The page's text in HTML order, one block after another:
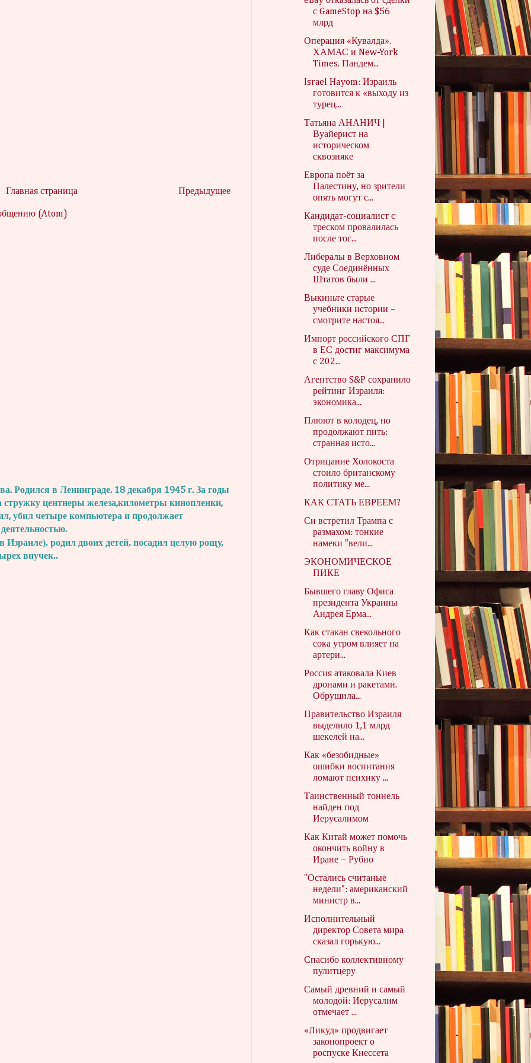
Предыдущее
Главная страница
(Atom)
Родился в Ленинграде. 18 декабря 1945 г. За годы
стружку центнеры железа,километры кинопленки,
убил четыре компьютера и продолжает
родил двоих детей, посадил целую рощу,
внучек..
с GameStop на $56
млрд
Операция «Кувалда».
ХАМАС и New-York
Times. Пандем...
Israel Hayom: Израиль
готовится к «выходу из
турец...
Татьяна АНАНИЧ |
Вуайерист на
историческом
сквозняке
Европа поёт за
Палестину, но зрители
опять могут с...
Кандидат-социалист с
треском провалилась
после тог...
Либералы в Верховном
суде Соединённых
Штатов были ...
Выкиньте старые
учебники истории –
смотрите настоя...
Импорт российского СПГ
в ЕС достиг максимума
с 202...
Агентство S&P сохранило
рейтинг Израиля:
экономика...
Плюют в колодец, но
продолжают пить:
странная исто...
Отрицание Холокоста
стоило британскому
политику ме...
КАК СТАТЬ ЕВРЕЕМ?
Си встретил Трампа с
размахом: тонкие
намеки "вели...
ЭКОНОМИЧЕСКОЕ
ПИКЕ
Бывшего главу Офиса
президента Украины
Андрея Ерма...
Как стакан свекольного
сока утром влияет на
артери...
Россия атаковала Киев
дронами и ракетами.
Обрушила...
Правительство Израиля
выделило 1,1 млрд
шекелей на...
Как «безобидные»
ошибки воспитания
ломают психику ...
Таинственный тоннель
найден под
Иерусалимом
Как Китай может помочь
окончить войну в
Иране – Рубио
"Остались считаные
недели": американский
министр в...
Исполнительный
директор Совета мира
сказал горькую...
Спасибо коллективному
пулитцеру
Самый древний и самый
молодой: Иерусалим
отмечает ...
«Ликуд» продвигает
законопроект о
роспуске Кнессета